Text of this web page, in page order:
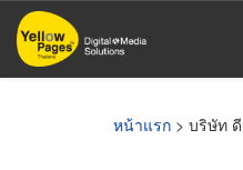
ข้าม
ไป
หน้าแรก > บริษัท